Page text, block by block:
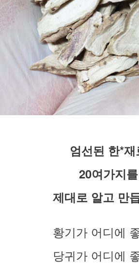
엄선된 한*재
20여가지를
제대로 알고 만
황기가 어디에
당귀가 어디에